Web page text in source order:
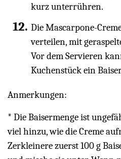
kurz unterrühren.
Die Mascarpone-
verteilen, mit
Vor dem Servieren
Kuchenstück ein
Anmerkungen:
* Die Baisermenge ist
viel hinzu, wie die Creme
Zerkleinere zuerst 100 g